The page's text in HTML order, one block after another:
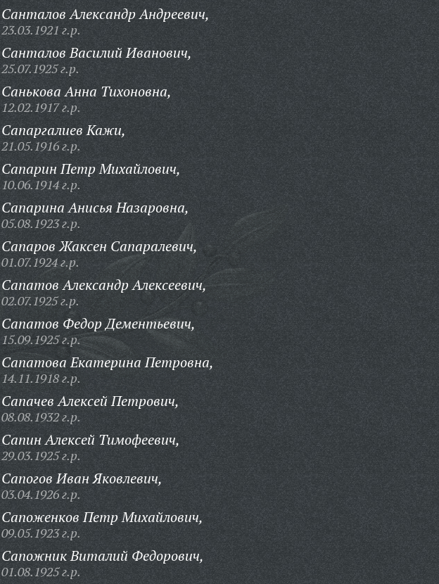
Санталов Александр Андреевич,
23.03.1921 г.р.
Санталов Василий Иванович,
25.07.1925 г.р.
Санькова Анна Тихоновна,
12.02.1917 г.р.
Сапаргалиев Кажи,
21.05.1916 г.р.
Сапарин Петр Михайлович,
10.06.1914 г.р.
Сапарина Анисья Назаровна,
05.08.1923 г.р.
Сапаров Жаксен Сапаралевич,
01.07.1924 г.р.
Сапатов Александр Алексеевич,
02.07.1925 г.р.
Сапатов Федор Дементьевич,
15.09.1925 г.р.
Сапатова Екатерина Петровна,
14.11.1918 г.р.
Сапачев Алексей Петрович,
08.08.1932 г.р.
Сапин Алексей Тимофеевич,
29.03.1925 г.р.
Сапогов Иван Яковлевич,
03.04.1926 г.р.
Сапоженков Петр Михайлович,
09.05.1923 г.р.
Сапожник Виталий Федорович,
01.08.1925 г.р.